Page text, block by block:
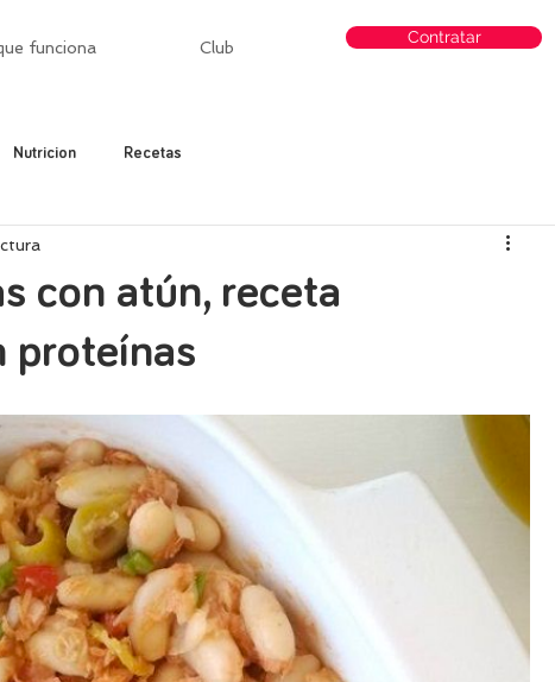
funciona Club
Contratar
Nutricion Recetas
con atún, receta
proteínas